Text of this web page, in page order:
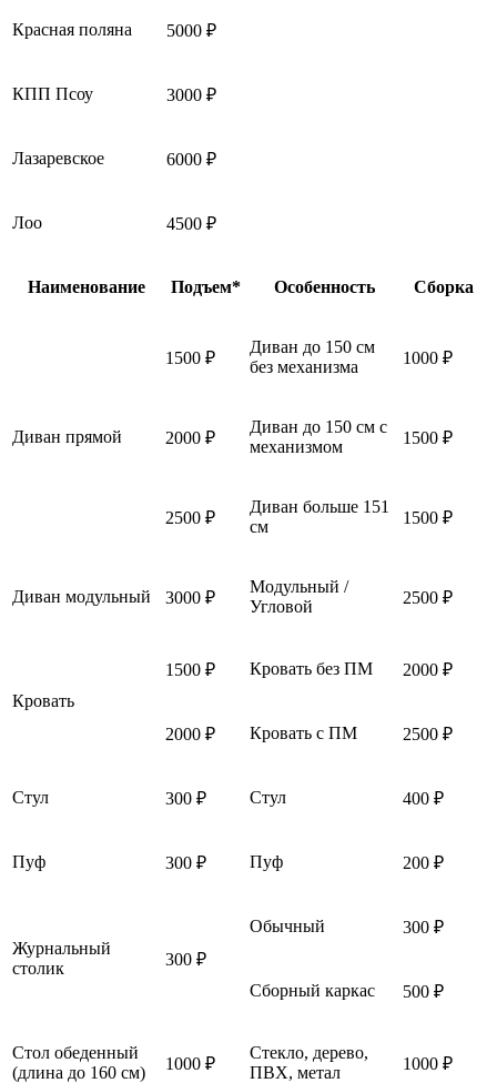
Красная поляна 5000 ₽
КПП Псоу 3000 ₽
Лазаревское 6000 ₽
Лоо 4500 ₽
Наименование Подъем* Особенность Сборка
Диван прямой
1500 ₽
Диван до 150 см
без механизма
1000 ₽
2000 ₽
Диван до 150 см с
механизмом
1500 ₽
2500 ₽
Диван больше 151
см
1500 ₽
Диван модульный 3000 ₽
Модульный /
Угловой
2500 ₽
Кровать
1500 ₽ Кровать без ПМ 2000 ₽
2000 ₽ Кровать с ПМ 2500 ₽
Стул 300 ₽ Стул 400 ₽
Пуф 300 ₽ Пуф 200 ₽
Журнальный
столик
300 ₽
Обычный 300 ₽
Сборный каркас 500 ₽
Стол обеденный
(длина до 160 см)
1000 ₽
Стекло, дерево,
ПВХ, метал
1000 ₽